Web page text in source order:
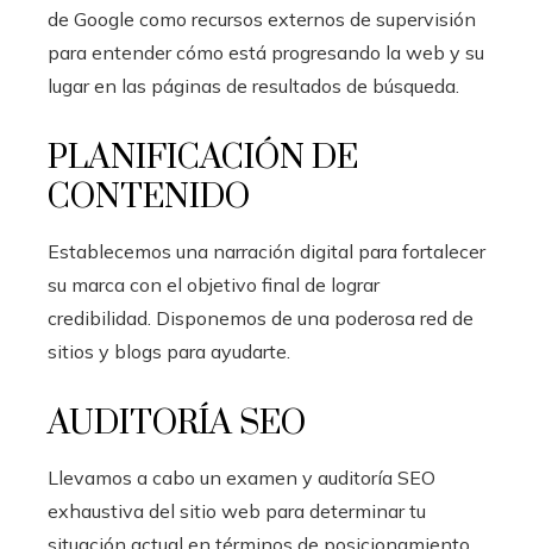
de Google como recursos externos de supervisión
para entender cómo está progresando la web y su
lugar en las páginas de resultados de búsqueda.
PLANIFICACIÓN DE
CONTENIDO
Establecemos una narración digital para fortalecer
su marca con el objetivo final de lograr
credibilidad. Disponemos de una poderosa red de
sitios y blogs para ayudarte.
AUDITORÍA SEO
Llevamos a cabo un examen y auditoría SEO
exhaustiva del sitio web para determinar tu